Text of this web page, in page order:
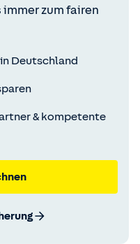
immer zum fairen
Deutschland
& kompetente